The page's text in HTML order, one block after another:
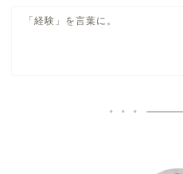
「経験」を言葉に。